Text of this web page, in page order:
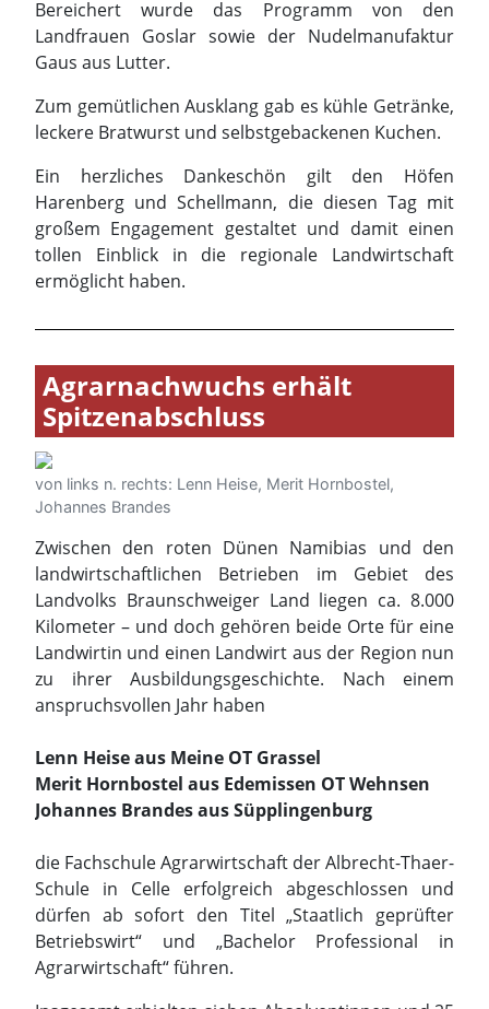
Ein herzliches Dankeschön gilt den Höfen
Harenberg und Schellmann, die diesen Tag mit
großem Engagement gestaltet und damit einen
tollen Einblick in die regionale Landwirtschaft
ermöglicht haben.
Agrarnachwuchs erhält
Spitzenabschluss
Zwischen den roten Dünen Namibias und den
landwirtschaftlichen Betrieben im Gebiet des
Landvolks Braunschweiger Land liegen ca. 8.000
Kilometer – und doch gehören beide Orte für eine
Landwirtin und einen Landwirt aus der Region nun
zu ihrer Ausbildungsgeschichte. Nach einem
anspruchsvollen Jahr haben
Lenn Heise aus Meine OT Grassel
Merit Hornbostel aus Edemissen OT Wehnsen
Johannes Brandes aus Süpplingenburg
die Fachschule Agrarwirtschaft der Albrecht-Thaer-
dürfen ab sofort den Titel „Staatlich geprüfter
Betriebswirt“ und „Bachelor Professional in
Agrarwirtschaft“ führen.
Absolventen ihre Urkunden am 24. Juni im Rahmen
einer feierlichen Abschlussveranstaltung im
Heidehof Ahnsbeck. Mehr als 250 Gäste nahmen
an der Verabschiedung teil.